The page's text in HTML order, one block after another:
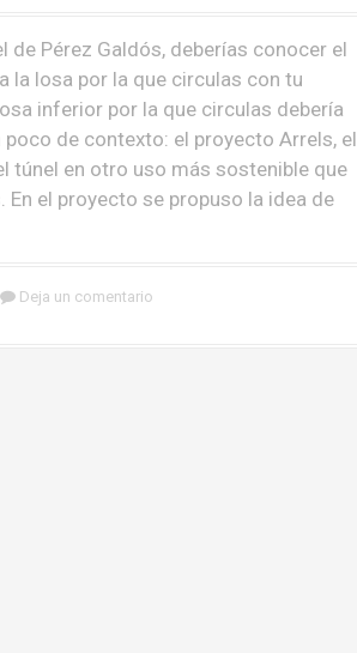
Pérez Galdós, deberías conocer el
la losa por la que circulas con tu
inferior por la que circulas debería
de contexto: el proyecto Arrels, el
túnel en otro uso más sostenible que
el proyecto se propuso la idea de
Deja un comentario